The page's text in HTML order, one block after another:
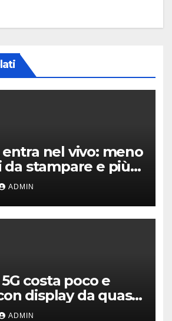
nel vivo: meno
stampare e più
digitali
ADMIN
costa poco e
display da quasi
enorme
ADMIN